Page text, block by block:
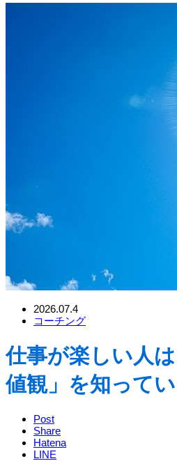
2026.07.4
コーチング
仕事が楽しい人
値観」を知って
Post
Share
Hatena
LINE